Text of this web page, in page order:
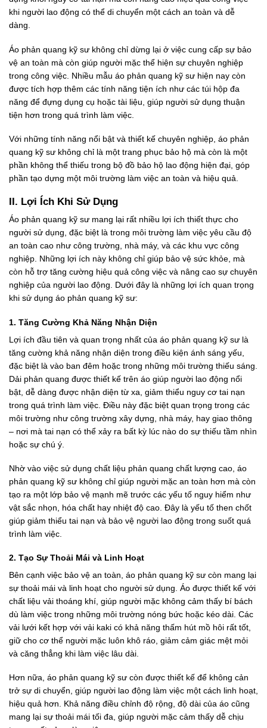
khi người lao động có thể di chuyển một cách an toàn và dễ
dàng.
Áo phản quang kỹ sư không chỉ dừng lại ở việc cung cấp sự bảo
vệ an toàn mà còn giúp người mặc thể hiện sự chuyên nghiệp
trong công việc. Nhiều mẫu áo phản quang kỹ sư hiện nay còn
được tích hợp thêm các tính năng tiện ích như các túi hộp đa
năng để đựng dụng cụ hoặc tài liệu, giúp người sử dụng thuận
tiện hơn trong quá trình làm việc.
Với những tính năng nổi bật và thiết kế chuyên nghiệp, áo phản
quang kỹ sư không chỉ là một trang phục bảo hộ mà còn là một
phần không thể thiếu trong bộ đồ bảo hộ lao động hiện đại, góp
phần tạo dựng một môi trường làm việc an toàn và hiệu quả.
II. Lợi Ích Khi Sử Dụng
Áo phản quang kỹ sư mang lại rất nhiều lợi ích thiết thực cho
người sử dụng, đặc biệt là trong môi trường làm việc yêu cầu độ
an toàn cao như công trường, nhà máy, và các khu vực công
nghiệp. Những lợi ích này không chỉ giúp bảo vệ sức khỏe, mà
còn hỗ trợ tăng cường hiệu quả công việc và nâng cao sự chuyên
nghiệp của người lao động. Dưới đây là những lợi ích quan trọng
khi sử dụng áo phản quang kỹ sư:
1. Tăng Cường Khả Năng Nhận Diện
Lợi ích đầu tiên và quan trọng nhất của áo phản quang kỹ sư là
tăng cường khả năng nhận diện trong điều kiện ánh sáng yếu,
đặc biệt là vào ban đêm hoặc trong những môi trường thiếu sáng.
Dải phản quang được thiết kế trên áo giúp người lao động nổi
bật, dễ dàng được nhận diện từ xa, giảm thiểu nguy cơ tai nạn
trong quá trình làm việc. Điều này đặc biệt quan trọng trong các
môi trường như công trường xây dựng, nhà máy, hay giao thông
– nơi mà tai nạn có thể xảy ra bất kỳ lúc nào do sự thiếu tầm nhìn
hoặc sự chú ý.
Nhờ vào việc sử dụng chất liệu phản quang chất lượng cao, áo
phản quang kỹ sư không chỉ giúp người mặc an toàn hơn mà còn
tạo ra một lớp bảo vệ mạnh mẽ trước các yếu tố nguy hiểm như
vật sắc nhọn, hóa chất hay nhiệt độ cao. Đây là yếu tố then chốt
giúp giảm thiểu tai nạn và bảo vệ người lao động trong suốt quá
trình làm việc.
2. Tạo Sự Thoải Mái và Linh Hoạt
Bên cạnh việc bảo vệ an toàn, áo phản quang kỹ sư còn mang lại
sự thoải mái và linh hoạt cho người sử dụng. Áo được thiết kế với
chất liệu vải thoáng khí, giúp người mặc không cảm thấy bí bách
dù làm việc trong những môi trường nóng bức hoặc kéo dài. Các
vải lưới kết hợp với vải kaki có khả năng thấm hút mồ hôi rất tốt,
giữ cho cơ thể người mặc luôn khô ráo, giảm cảm giác mệt mỏi
và căng thẳng khi làm việc lâu dài.
Hơn nữa, áo phản quang kỹ sư còn được thiết kế để không cản
trở sự di chuyển, giúp người lao động làm việc một cách linh hoạt,
hiệu quả hơn. Khả năng điều chỉnh độ rộng, độ dài của áo cũng
mang lại sự thoải mái tối đa, giúp người mặc cảm thấy dễ chịu